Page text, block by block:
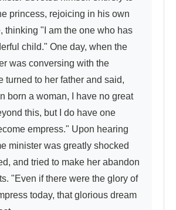
princess, rejoicing in his own
thinking "I am the one who has
child." One day, when the
was conversing with the
turned to her father and said,
born a woman, I have no great
this, but I do have one
empress." Upon hearing
minister was greatly shocked
and tried to make her abandon
"Even if there were the glory of
today, that glorious dream